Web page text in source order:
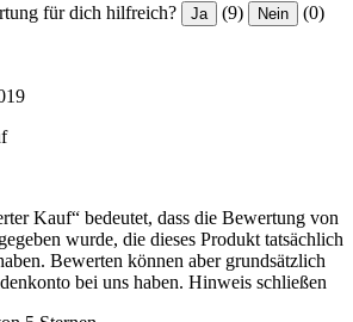
für dich hilfreich? Ja (9) Nein (0)
Kauf“ bedeutet, dass die Bewertung von
wurde, die dieses Produkt tatsächlich
Bewerten können aber grundsätzlich
bei uns haben. Hinweis schließen